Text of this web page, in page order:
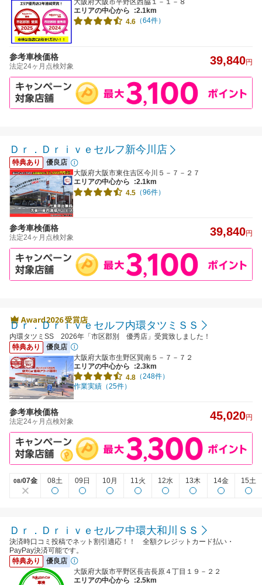
大阪府大阪市平野区西脇１－１－８
エリアの中心から
:2.1km
4.6 （64件）
参考車検価格
法定24ヶ月点検対象 39,840円
Ｄｒ．Ｄｒｉｖｅセルフ新今川店
特典あり
優良店
大阪府大阪市東住吉区今川５－７－２７
エリアの中心から
:2.1km
4.5 （96件）
参考車検価格
法定24ヶ月点検対象 39,840円
Ｄｒ．Ｄｒｉｖｅセルフ内環タツミＳＳ
内環タツミSS 2026年「市区郡別 優秀店」受賞致しました！
特典あり
優良店
大阪府大阪市生野区巽南５－７－７２
エリアの中心から
:2.3km
4.8 （248件）
作業実績（25件）
参考車検価格
法定24ヶ月点検対象 45,020円
08/07金 08土 09日 10月 11火 12水 13木 14金 15土
Ｄｒ．Ｄｒｉｖｅセルフ中環大和川ＳＳ
決済時口コミ投稿でネット割引適応！！ 全額クレジットカード払い・
PayPay決済可能です。
特典あり
優良店
大阪府大阪市平野区長吉長原４丁目１９－２２
エリアの中心から
:2.5km